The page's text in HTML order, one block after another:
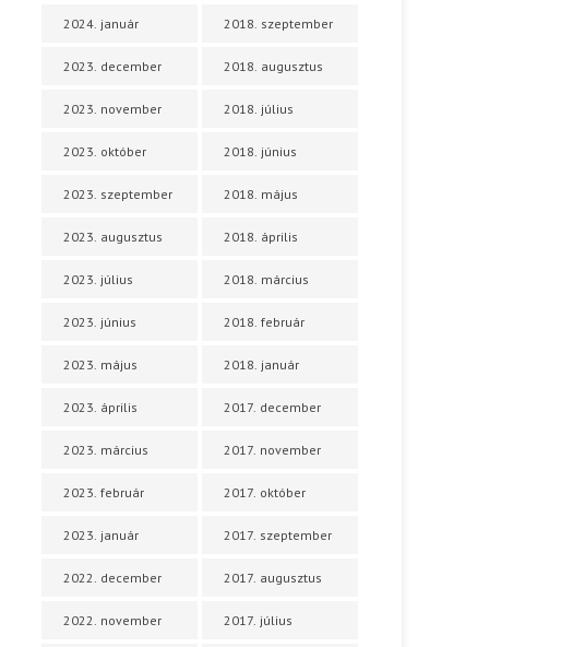
2024. január
2023. december
2023. november
2023. október
2023. szeptember
2023. augusztus
2023. július
2023. június
2023. május
2023. április
2023. március
2023. február
2023. január
2022. december
2022. november
2018. szeptember
2018. augusztus
2018. július
2018. június
2018. május
2018. április
2018. március
2018. február
2018. január
2017. december
2017. november
2017. október
2017. szeptember
2017. augusztus
2017. július